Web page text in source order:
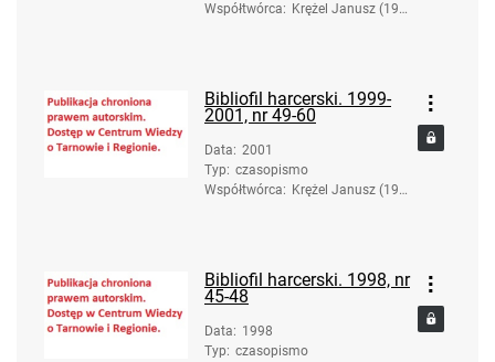
Współtwórca: Krężel Janusz (193
Bibliofil harcerski. 1999-
2001, nr 49-60
Data: 2001
Typ: czasopismo
Współtwórca: Krężel Janusz (193
Bibliofil harcerski. 1998, nr
45-48
Data: 1998
Typ: czasopismo